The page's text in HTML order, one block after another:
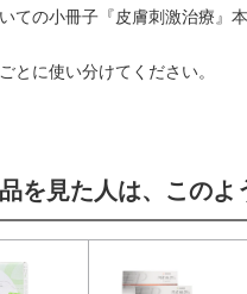
ての小冊子『皮膚刺激治療』
とに使い分けてください。
を見た人は、この